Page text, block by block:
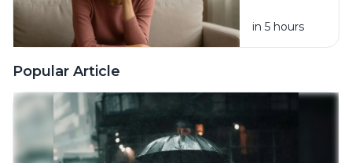
Padahal
Tahu
in 5 hours
Popular Article